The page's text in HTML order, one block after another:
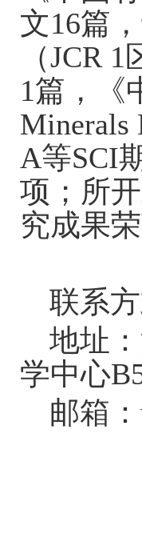
文16篇
（JCR 1
1篇，《
Minerals
A等SCI
项；所
究成果
联系
地址
学中心
邮箱：